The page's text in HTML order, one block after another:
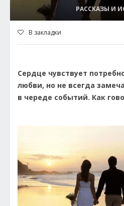
РАССКАЗЫ И
В закладки
Сердце чувствует
любви, но не всегда
в череде событий. Как